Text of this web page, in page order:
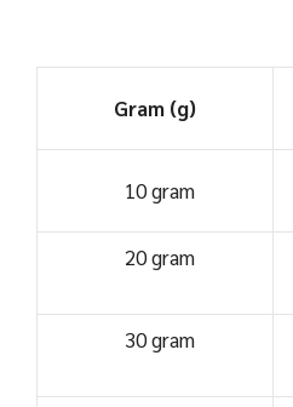
Gram (g)
10 gram
20 gram
30 gram